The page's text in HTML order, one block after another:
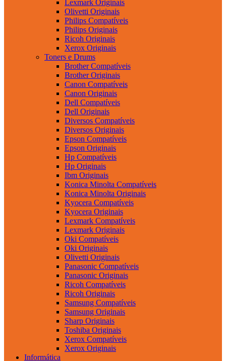
Lexmark Originais
Olivetti Originais
Philips Compatíveis
Philips Originais
Ricoh Originais
Xerox Originais
Toners e Drums
Brother Compatíveis
Brother Originais
Canon Compatíveis
Canon Originais
Dell Compatíveis
Dell Originais
Diversos Compatíveis
Diversos Originais
Epson Compatíveis
Epson Originais
Hp Compatíveis
Hp Originais
Ibm Originais
Konica Minolta Compatíveis
Konica Minolta Originais
Kyocera Compatíveis
Kyocera Originais
Lexmark Compatíveis
Lexmark Originais
Oki Compatíveis
Oki Originais
Olivetti Originais
Panasonic Compatíveis
Panasonic Originais
Ricoh Compatíveis
Ricoh Originais
Samsung Compatíveis
Samsung Originais
Sharp Originais
Toshiba Originais
Xerox Compatíveis
Xerox Originais
Informática